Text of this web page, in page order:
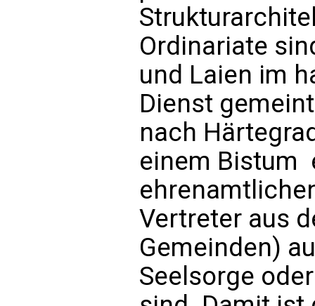
Ordinariate
und Laien im
Dienst
nach
einem Bistum
Vertreter aus
Gemeinden)
Seelsorge